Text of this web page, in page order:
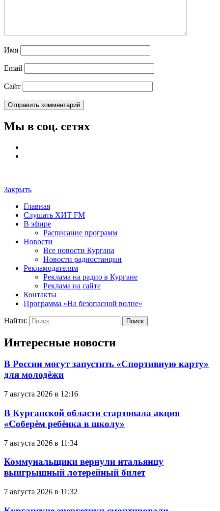
Имя
Email
Сайт
Мы в соц. сетях
Закрыть
Главная
Слушать ХИТ FM
В эфире
Расписание программ
Новости
Все новости Кургана
Новости радиостанции
Рекламодателям
Реклама на радио в Кургане
Реклама на сайте
Контакты
Программа «На безопасной волне»
Найти:
Интересные новости
В России могут запустить «Спортивную карту»
для молодёжи
7 августа 2026 в 12:16
В Курганской области стартовала акция
«Соберём ребёнка в школу»
7 августа 2026 в 11:34
Коммунальщики вернули итальянцу
выигрышный лотерейный билет
7 августа 2026 в 11:32